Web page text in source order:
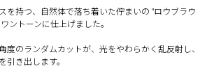
を持つ、自然体で落ち着いた佇まいの "ロウブラウ
ントーンに仕上げました。
度のランダムカットが、光をやわらかく乱反射し、
引き出します。